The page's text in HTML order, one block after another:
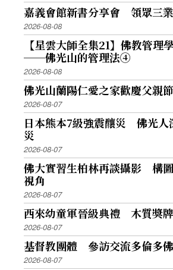
嘉義會館新書分享會 領眾三
2026-08-08
【星雲大師全集21】佛教管理
──佛光山的管理法④
2026-08-08
佛光山蘭陽仁愛之家歡慶父親節
2026-08-07
日本熊本7級強震釀災 佛光人
災
2026-08-07
佛大實習生柏林再談攝影 構
視角
2026-08-07
西來幼童軍晉級典禮 木質獎
2026-08-07
基督教團體 參訪交流多倫多
2026-08-07